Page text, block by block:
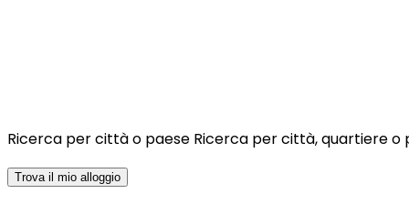
Ricerca per città o paese Ricerca per città, quartiere o
Trova il mio alloggio